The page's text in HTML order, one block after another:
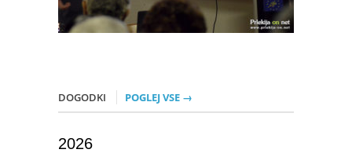
DOGODKI POGLEJ VSE →
2026